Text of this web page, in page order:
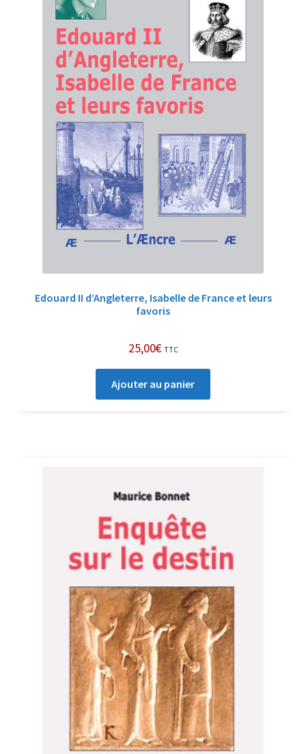
Edouard II d’Angleterre, Isabelle de France et leurs
favoris
25,00€ TTC
Ajouter au panier